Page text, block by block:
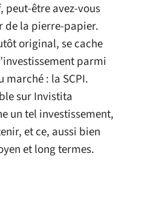
être avez-vous
de la pierre-papier.
original, se cache
parmi
marché : la SCPI.
sur Invistita
un tel investissement,
et ce, aussi bien
et long termes.